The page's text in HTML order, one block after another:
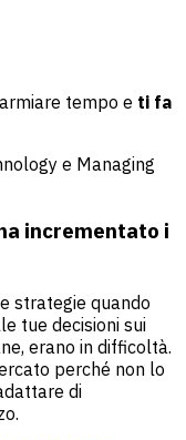
tempo e ti fa
e Managing
incrementato i
strategie quando
tue decisioni sui
erano in difficoltà.
perché non lo
di